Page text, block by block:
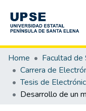
Communities &
All of DSpace
Statistics
Home